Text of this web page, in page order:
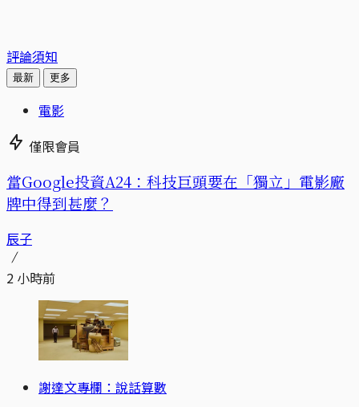
評論須知
最新 更多
電影
僅限會員
當Google投資A24：科技巨頭要在「獨立」電影廠
牌中得到甚麼？
辰子
2 小時前
謝達文專欄：說話算數